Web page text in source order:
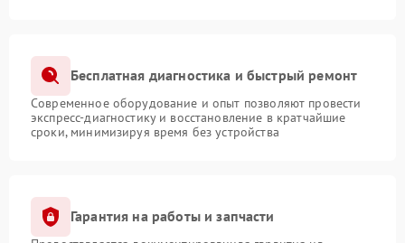
Бесплатная диагностика и быстрый ремонт
Современное оборудование и опыт позволяют провести
экспресс-диагностику и восстановление в кратчайшие
сроки, минимизируя время без устройства
Гарантия на работы и запчасти